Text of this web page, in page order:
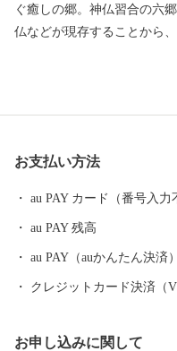
ぐ癒しの郷。神仏習合の六
仏などが現存することから
生み出す、豊富な食材！海
す。また大阪・名古屋・ソ
お支払い方法
au PAY カード（番号入力
au PAY 残高
au PAY（auかんたん決済
クレジットカード決済（
お申し込みに関して